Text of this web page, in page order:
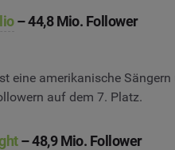
– 44,8 Mio. Follower
eine amerikanische
auf dem 7. Platz.
– 48,9 Mio. Follower